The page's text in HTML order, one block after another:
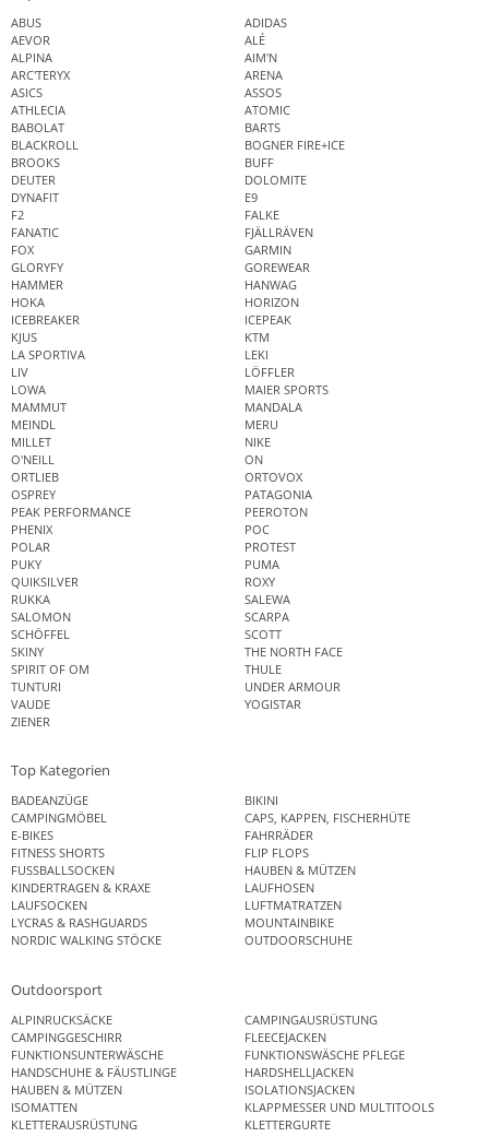
ABUS
ADIDAS
AEVOR
ALÉ
ALPINA
AIM'N
ARC'TERYX
ARENA
ASICS
ASSOS
ATHLECIA
ATOMIC
BABOLAT
BARTS
BLACKROLL
BOGNER FIRE+ICE
BROOKS
BUFF
DEUTER
DOLOMITE
DYNAFIT
E9
F2
FALKE
FANATIC
FJÄLLRÄVEN
FOX
GARMIN
GLORYFY
GOREWEAR
HAMMER
HANWAG
HOKA
HORIZON
ICEBREAKER
ICEPEAK
KJUS
KTM
LA SPORTIVA
LEKI
LIV
LÖFFLER
LOWA
MAIER SPORTS
MAMMUT
MANDALA
MEINDL
MERU
MILLET
NIKE
O'NEILL
ON
ORTLIEB
ORTOVOX
OSPREY
PATAGONIA
PEAK PERFORMANCE
PEEROTON
PHENIX
POC
POLAR
PROTEST
PUKY
PUMA
QUIKSILVER
ROXY
RUKKA
SALEWA
SALOMON
SCARPA
SCHÖFFEL
SCOTT
SKINY
THE NORTH FACE
SPIRIT OF OM
THULE
TUNTURI
UNDER ARMOUR
VAUDE
YOGISTAR
ZIENER
Top Kategorien
BADEANZÜGE
BIKINI
CAMPINGMÖBEL
CAPS, KAPPEN, FISCHERHÜTE
E-BIKES
FAHRRÄDER
FITNESS SHORTS
FLIP FLOPS
FUSSBALLSOCKEN
HAUBEN & MÜTZEN
KINDERTRAGEN & KRAXE
LAUFHOSEN
LAUFSOCKEN
LUFTMATRATZEN
LYCRAS & RASHGUARDS
MOUNTAINBIKE
NORDIC WALKING STÖCKE
OUTDOORSCHUHE
Outdoorsport
ALPINRUCKSÄCKE
CAMPINGAUSRÜSTUNG
CAMPINGGESCHIRR
FLEECEJACKEN
FUNKTIONSUNTERWÄSCHE
FUNKTIONSWÄSCHE PFLEGE
HANDSCHUHE & FÄUSTLINGE
HARDSHELLJACKEN
HAUBEN & MÜTZEN
ISOLATIONSJACKEN
ISOMATTEN
KLAPPMESSER UND MULTITOOLS
KLETTERAUSRÜSTUNG
KLETTERGURTE